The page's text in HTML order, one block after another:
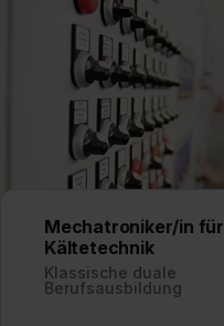
Mechatroniker/in für
Kältetechnik
Klassische duale
Berufsausbildung